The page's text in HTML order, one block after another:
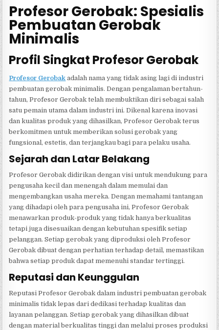
Profesor Gerobak: Spesialis
Pembuatan Gerobak
Minimalis
Profil Singkat Profesor Gerobak
Profesor Gerobak adalah nama yang tidak asing lagi di industri
pembuatan gerobak minimalis. Dengan pengalaman bertahun-
tahun, Profesor Gerobak telah membuktikan diri sebagai salah
satu pemain utama dalam industri ini. Dikenal karena inovasi
dan kualitas produk yang dihasilkan, Profesor Gerobak terus
berkomitmen untuk memberikan solusi gerobak yang
fungsional, estetis, dan terjangkau bagi para pelaku usaha.
Sejarah dan Latar Belakang
Profesor Gerobak didirikan dengan visi untuk mendukung para
pengusaha kecil dan menengah dalam memulai dan
mengembangkan usaha mereka. Dengan memahami tantangan
yang dihadapi oleh para pengusaha ini, Profesor Gerobak
menawarkan produk-produk yang tidak hanya berkualitas
tetapi juga disesuaikan dengan kebutuhan spesifik setiap
pelanggan. Setiap gerobak yang diproduksi oleh Profesor
Gerobak dibuat dengan perhatian terhadap detail, memastikan
bahwa setiap produk dapat memenuhi standar tertinggi.
Reputasi dan Keunggulan
Reputasi Profesor Gerobak dalam industri pembuatan gerobak
minimalis tidak lepas dari dedikasi terhadap kualitas dan
layanan pelanggan. Setiap gerobak yang dihasilkan dibuat
dengan material berkualitas tinggi dan melalui proses produksi